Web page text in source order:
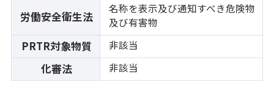
労働安全衛生法
名称を表示及び通知すべき危険物
及び有害物
PRTR対象物質 非該当
化審法 非該当